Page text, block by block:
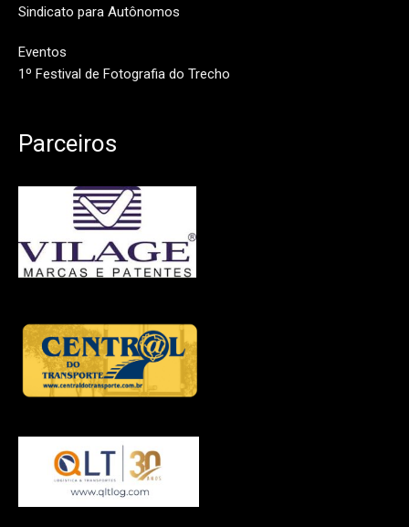
Sindicato para Autônomos
Eventos
1º Festival de Fotografia do Trecho
Parceiros